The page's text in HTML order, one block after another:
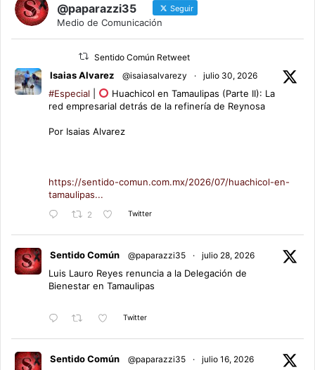
@paparazzi35 Seguir
Medio de Comunicación
Sentido Común Retweet
Isaias Alvarez @isaiasalvarezy · julio 30, 2026
#Especial
Huachicol en Tamaulipas (Parte II): La
red empresarial detrás de la refinería de Reynosa
Por Isaias Alvarez
https://sentido-comun.com.mx/2026/07/huachicol-en-
tamaulipas...
2 Twitter
Sentido Común @paparazzi35 · julio 28, 2026
Luis Lauro Reyes renuncia a la Delegación de
Bienestar en Tamaulipas
Twitter
Sentido Común @paparazzi35 · julio 16, 2026